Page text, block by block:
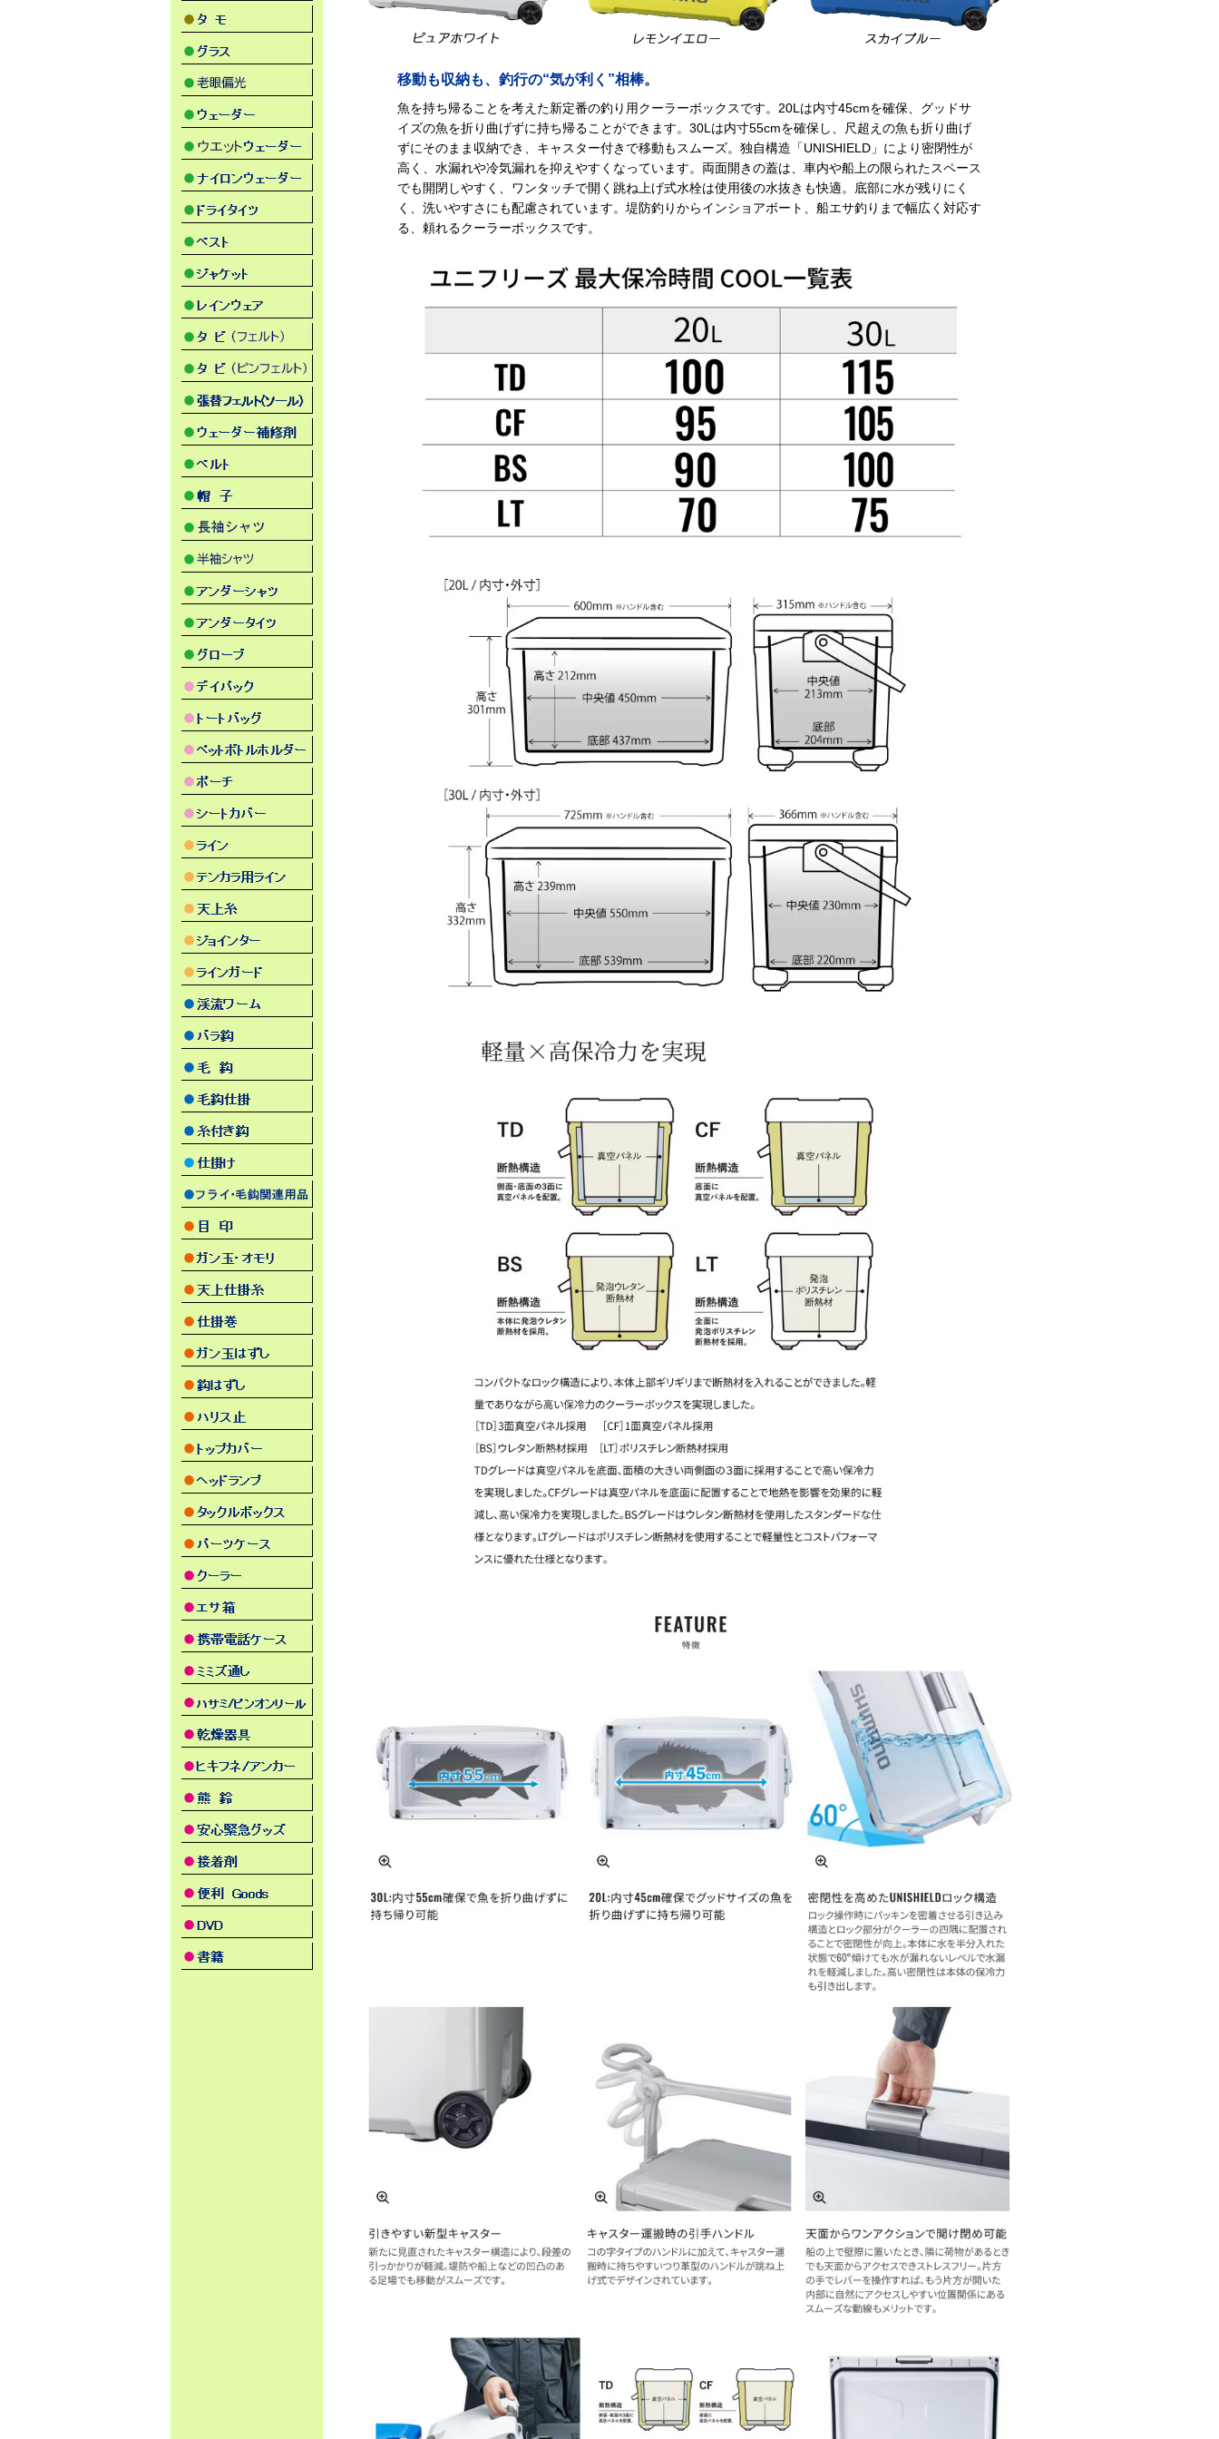
移動も収納も、釣行の“気が利く”相棒。
魚を持ち帰ることを考えた新定番の釣り用クーラーボックスです。20Lは内寸45cmを確保、グッドサ
イズの魚を折り曲げずに持ち帰ることができます。30Lは内寸55cmを確保し、尺超えの魚も折り曲げ
ずにそのまま収納でき、キャスター付きで移動もスムーズ。独自構造「UNISHIELD」により密閉性が
高く、水漏れや冷気漏れを抑えやすくなっています。両面開きの蓋は、車内や船上の限られたスペース
でも開閉しやすく、ワンタッチで開く跳ね上げ式水栓は使用後の水抜きも快適。底部に水が残りにく
く、洗いやすさにも配慮されています。堤防釣りからインショアボート、船エサ釣りまで幅広く対応す
る、頼れるクーラーボックスです。